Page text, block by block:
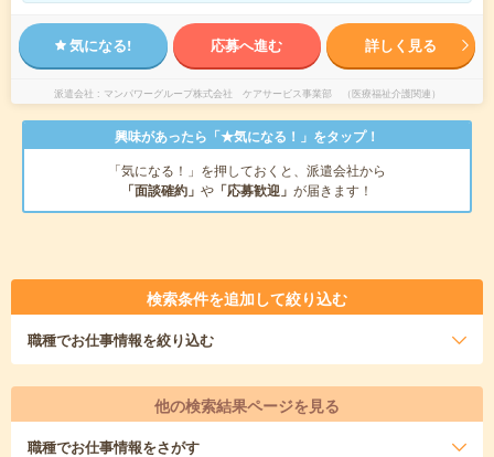
気になる! 応募へ進む 詳しく見る
派遣会社 マンパワーグループ株式会社 ケアサービス事業部 （医療福祉介護関連）
興味があったら「★気になる！」をタップ！
「気になる！」を押しておくと、派遣会社から
「面談確約」 や 「応募歓迎」 が届きます！
検索条件を追加して絞り込む
職種でお仕事情報を絞り込む
他の検索結果ページを見る
職種でお仕事情報をさがす